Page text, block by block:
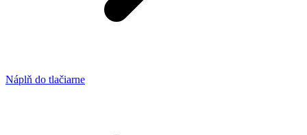
Náplň do tlačiarne